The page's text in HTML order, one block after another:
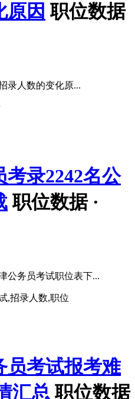
原因 职位数据
录人数的变化原...
考录2242名公
职位数据 ·
公务员考试职位表下...
,招录人数,职位
员考试报考难
汇总 职位数据